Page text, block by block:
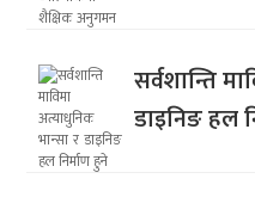
सर्वशान्ति
डाइनिङ हल